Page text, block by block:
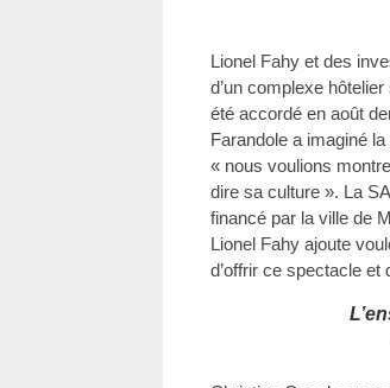
Lionel Fahy et des
d’un complexe
été accordé en août
Farandole a imaginé
« nous voulions
dire sa culture ». La
financé par la ville de
Lionel Fahy ajoute
d’offrir ce spectacle et